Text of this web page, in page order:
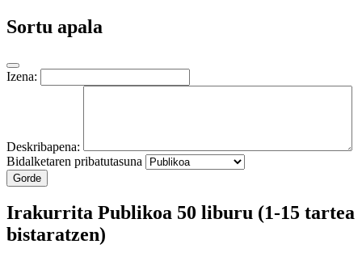
Sortu apala
Izena:
Deskribapena:
Bidalketaren pribatutasuna
Gorde
Irakurrita Publikoa 50 liburu (1-15 tartea
bistaratzen)